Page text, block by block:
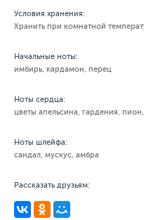
Условия хранения:
Хранить при комнатной
Начальные ноты:
имбирь, кардамон, перец
Ноты сердца:
цветы апельсина, гардения,
Ноты шлейфа:
сандал, мускус, амбра
Рассказать друзьям: